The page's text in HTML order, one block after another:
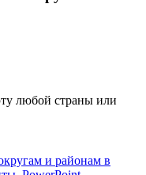
любой страны или